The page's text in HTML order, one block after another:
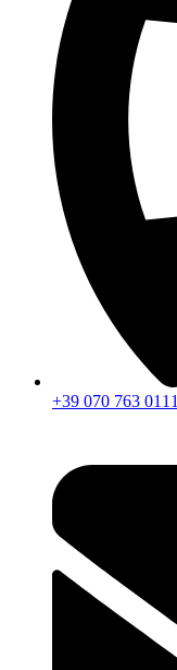
+39 070 763 0111